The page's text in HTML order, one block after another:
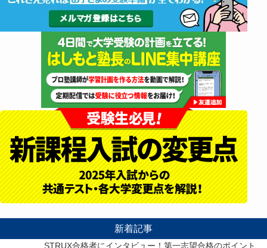
新着記事
STRUX合格者にインタビュー！第一志望合格のポイント